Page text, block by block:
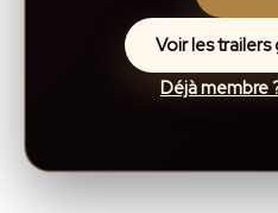
Voir les
Déjà membre